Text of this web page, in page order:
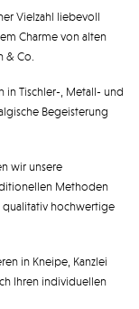
Vielzahl liebevoll
Charme von alten
& Co.
in Tischler-, Metall- und
Begeisterung
wir unsere
Methoden
qualitativ hochwertige
in Kneipe, Kanzlei
Ihren individuellen